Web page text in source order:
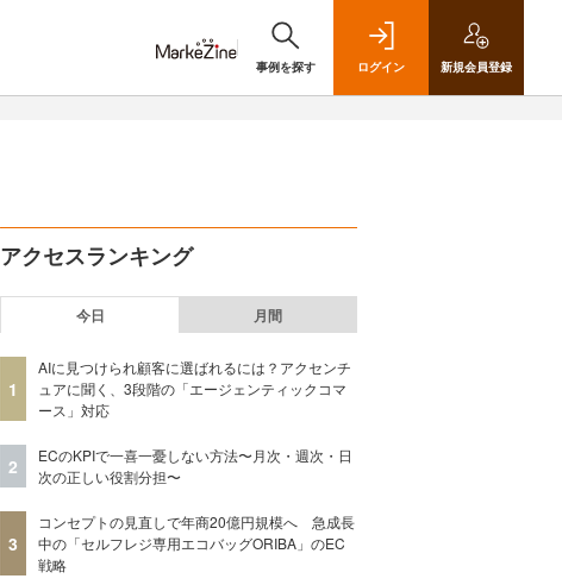
事例を探す ログイン 新規会員登録
アクセスランキング
今日 月間
1
AIに見つけられ顧客に選ばれるには？アクセンチ
ュアに聞く、3段階の「エージェンティックコマ
ース」対応
2
ECのKPIで一喜一憂しない方法〜月次・週次・日
次の正しい役割分担〜
3
コンセプトの見直しで年商20億円規模へ 急成長
中の「セルフレジ専用エコバッグORIBA」のEC
戦略